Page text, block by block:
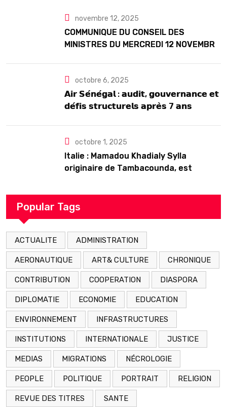
novembre 12, 2025
COMMUNIQUE DU CONSEIL DES
MINISTRES DU MERCREDI 12 NOVEMBRE
octobre 6, 2025
𝗔𝗶𝗿 𝗦𝗲́𝗻𝗲́𝗴𝗮𝗹 : 𝗮𝘂𝗱𝗶𝘁, 𝗴𝗼𝘂𝘃𝗲𝗿𝗻𝗮𝗻𝗰𝗲 𝗲𝘁
𝗱𝗲́𝗳𝗶𝘀 𝘀𝘁𝗿𝘂𝗰𝘁𝘂𝗿𝗲𝗹𝘀 𝗮𝗽𝗿𝗲̀𝘀 7 𝗮𝗻𝘀
octobre 1, 2025
Italie : Mamadou Khadialy Sylla
originaire de Tambacounda, est
arrestation
Popular Tags
ACTUALITE ADMINISTRATION
AERONAUTIQUE ART& CULTURE CHRONIQUE
CONTRIBUTION COOPERATION DIASPORA
DIPLOMATIE ECONOMIE EDUCATION
ENVIRONNEMENT INFRASTRUCTURES
INSTITUTIONS INTERNATIONALE JUSTICE
MEDIAS MIGRATIONS NÉCROLOGIE
PEOPLE POLITIQUE PORTRAIT RELIGION
REVUE DES TITRES SANTE